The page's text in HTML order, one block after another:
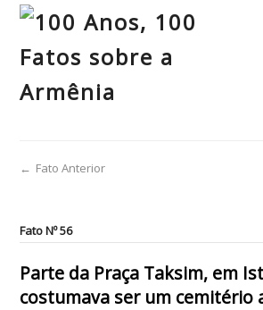
← Fato Anterior
Fato Nº 56
Parte da Praça Taksim, em
costumava ser um cemitério